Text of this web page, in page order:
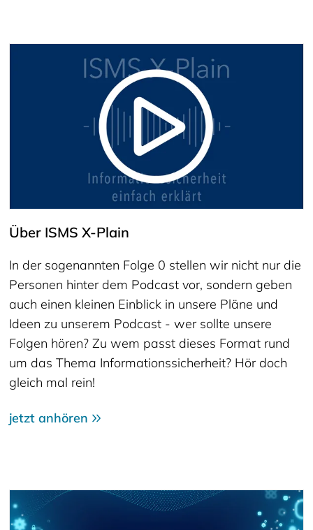
Über ISMS X-Plain
In der sogenannten Folge 0 stellen wir nicht nur die
Personen hinter dem Podcast vor, sondern geben
auch einen kleinen Einblick in unsere Pläne und
Ideen zu unserem Podcast - wer sollte unsere
Folgen hören? Zu wem passt dieses Format rund
um das Thema Informationssicherheit? Hör doch
gleich mal rein!
jetzt anhören